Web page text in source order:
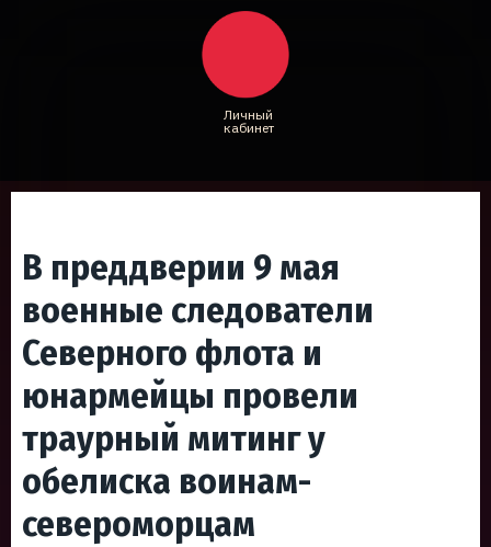
Личный
кабинет
В преддверии 9 мая
военные следователи
Северного флота и
юнармейцы провели
траурный митинг у
обелиска воинам-
североморцам